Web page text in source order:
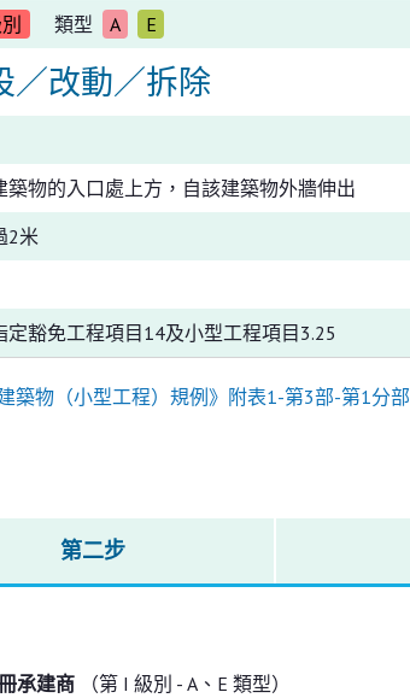
類型 A E
／改動／拆除
築物的入口處上方，自該建築物外牆伸出
2米
定豁免工程項目14及小型工程項目3.25
築物（小型工程）規例》附表1-第3部-第1分部
第二步
承建商（第 I 級別 - A、E 類型）